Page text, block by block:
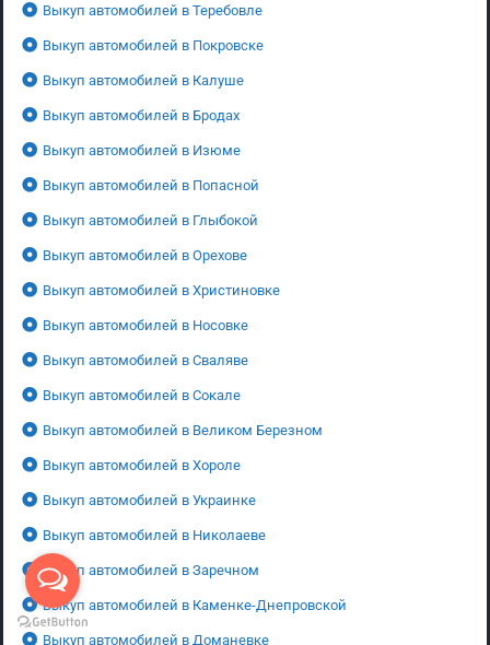
Выкуп автомобилей в Теребовле
Выкуп автомобилей в Покровске
Выкуп автомобилей в Калуше
Выкуп автомобилей в Бродах
Выкуп автомобилей в Изюме
Выкуп автомобилей в Попасной
Выкуп автомобилей в Глыбокой
Выкуп автомобилей в Орехове
Выкуп автомобилей в Христиновке
Выкуп автомобилей в Носовке
Выкуп автомобилей в Сваляве
Выкуп автомобилей в Сокале
Выкуп автомобилей в Великом Березном
Выкуп автомобилей в Хороле
Выкуп автомобилей в Украинке
Выкуп автомобилей в Николаеве
Выкуп автомобилей в Заречном
Выкуп автомобилей в Каменке-Днепровской
Выкуп автомобилей в Доманевке